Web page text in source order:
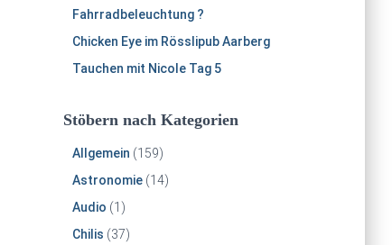
Fahrradbeleuchtung ?
Chicken Eye im Rösslipub Aarberg
Tauchen mit Nicole Tag 5
Stöbern nach Kategorien
Allgemein (159)
Astronomie(14)
Audio (1)
Chilis (37)